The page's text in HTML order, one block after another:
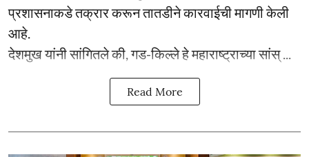
प्रशासनाकडे तक्रार करून तातडीने कारवाईची मागणी केली
आहे.
देशमुख यांनी सांगितले की, गड-किल्ले हे महाराष्ट्राच्या सांस् ...
Read More